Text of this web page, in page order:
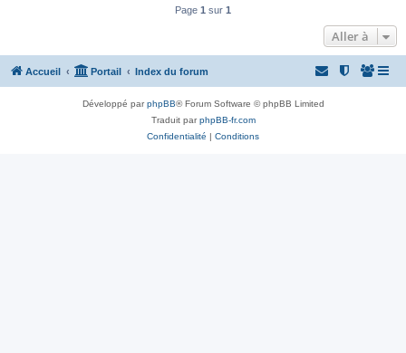
Page 1 sur 1
Aller à
Accueil Portail Index du forum
Développé parphpBB® Forum Software © phpBB Limited
Traduit parphpBB-fr.com
Confidentialité | Conditions